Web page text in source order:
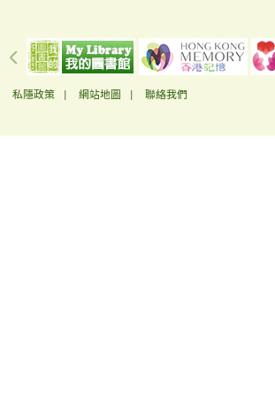
私隱政策 網站地圖 聯絡我們